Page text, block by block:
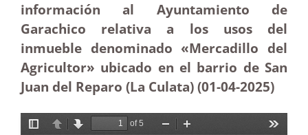
información al Ayuntamiento de
Garachico relativa a los usos del
inmueble denominado «Mercadillo del
Agricultor» ubicado en el barrio de San
Juan del Reparo (La Culata) (01-04-2025)